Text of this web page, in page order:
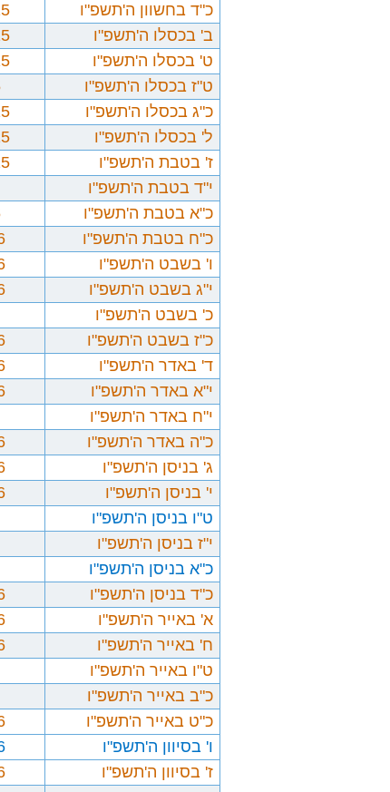
כ"ד בחשוון ה'תשפ"ו
ב' בכסלו ה'תשפ"ו
ט' בכסלו ה'תשפ"ו
ט"ז בכסלו ה'תשפ"ו
כ"ג בכסלו ה'תשפ"ו
ל' בכסלו ה'תשפ"ו
ז' בטבת ה'תשפ"ו
י"ד בטבת ה'תשפ"ו
כ"א בטבת ה'תשפ"ו
כ"ח בטבת ה'תשפ"ו
ו' בשבט ה'תשפ"ו
י"ג בשבט ה'תשפ"ו
כ' בשבט ה'תשפ"ו
כ"ז בשבט ה'תשפ"ו
ד' באדר ה'תשפ"ו
י"א באדר ה'תשפ"ו
י"ח באדר ה'תשפ"ו
כ"ה באדר ה'תשפ"ו
ג' בניסן ה'תשפ"ו
י' בניסן ה'תשפ"ו
ט"ו בניסן ה'תשפ"ו
י"ז בניסן ה'תשפ"ו
כ"א בניסן ה'תשפ"ו
כ"ד בניסן ה'תשפ"ו
א' באייר ה'תשפ"ו
ח' באייר ה'תשפ"ו
ט"ו באייר ה'תשפ"ו
כ"ב באייר ה'תשפ"ו
כ"ט באייר ה'תשפ"ו
ו' בסיוון ה'תשפ"ו
ז' בסיוון ה'תשפ"ו